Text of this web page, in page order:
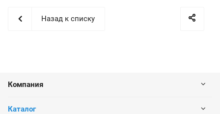
Назад к списку
Компания
Каталог